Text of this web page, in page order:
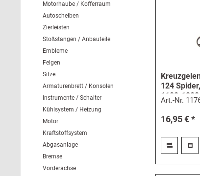
Motorhaube / Kofferraum
Autoscheiben
Zierleisten
Stoßstangen / Anbauteile
Embleme
Felgen
Sitze
Armaturenbrett / Konsolen
Instrumente / Schalter
Kühlsystem / Heizung
Motor
Kraftstoffsystem
Abgasanlage
Bremse
Vorderachse
124
1100-
Art.-Nr.
16,95 € *